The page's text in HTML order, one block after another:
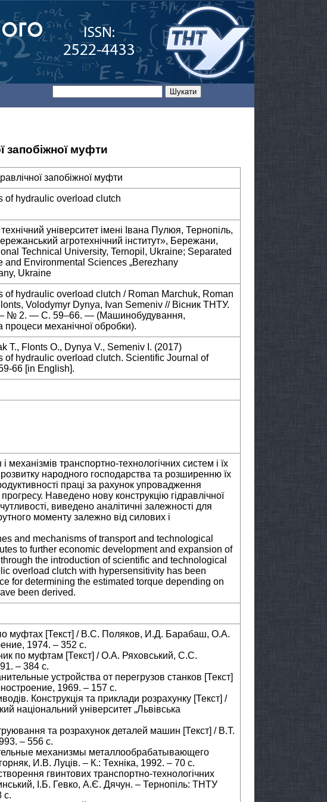
запобіжної муфти
запобіжної муфти
of hydraulic overload clutch
університет імені Івана Пулюя, Тернопіль,
агротехнічний інститут», Бережани,
Technical University, Ternopil, Ukraine; Separated
and Environmental Sciences „Berezhany
Ukraine
of hydraulic overload clutch / Roman Marchuk, Roman
Volodymyr Dynya, Ivan Semeniv // Вісник ТНТУ.
№ 2. — С. 59–66. — (Машинобудування,
процеси механічної обробки).
T., Flonts O., Dynya V., Semeniv I. (2017)
of hydraulic overload clutch. Scientific Journal of
66 [in English].
транспортно-технологічних систем і їх
народного господарства та розширенню їх
праці за рахунок упровадження
Наведено нову конструкцію гідравлічної
виведено аналітичні залежності для
моменту залежно від силових і
and mechanisms of transport and technological
to further economic development and expansion of
the introduction of scientific and technological
overload clutch with hypersensitivity has been
for determining the estimated torque depending on
been derived.
муфтах [Текст] / В.С. Поляков, И.Д. Барабаш, О.А.
1974. – 352 с.
по муфтам [Текст] / О.А. Ряховський, С.С.
– 384 с.
устройства от перегрузов станков [Текст]
1969. – 157 с.
Конструкція та приклади розрахунку [Текст] /
національний університет „Львівська
та розрахунок деталей машин [Текст] / В.Т.
– 556 с.
механизмы металлообрабатывающего
И.В. Луців. – К.: Техніка, 1992. – 70 с.
гвинтових транспортно-технологічних
І.Б. Гевко, А.Є. Дячун. – Тернопіль: ТНТУ
с.